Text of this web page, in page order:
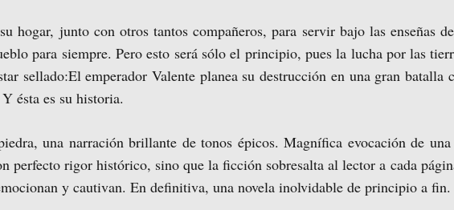
hogar, junto con otros tantos compañeros, para servir bajo las enseñas
para siempre. Pero esto será sólo el principio, pues la lucha por las
sellado:El emperador Valente planea su destrucción en una gran batalla
ésta es su historia.
una narración brillante de tonos épicos. Magnífica evocación de una
perfecto rigor histórico, sino que la ficción sobresalta al lector a cada
y cautivan. En definitiva, una novela inolvidable de principio a fin.